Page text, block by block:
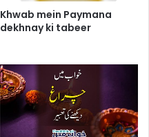
Khwab mein Paymana
dekhnay ki tabeer